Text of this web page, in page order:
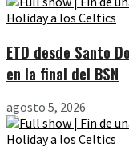
ETD desde Santo
en la final del BSN
agosto 5, 2026